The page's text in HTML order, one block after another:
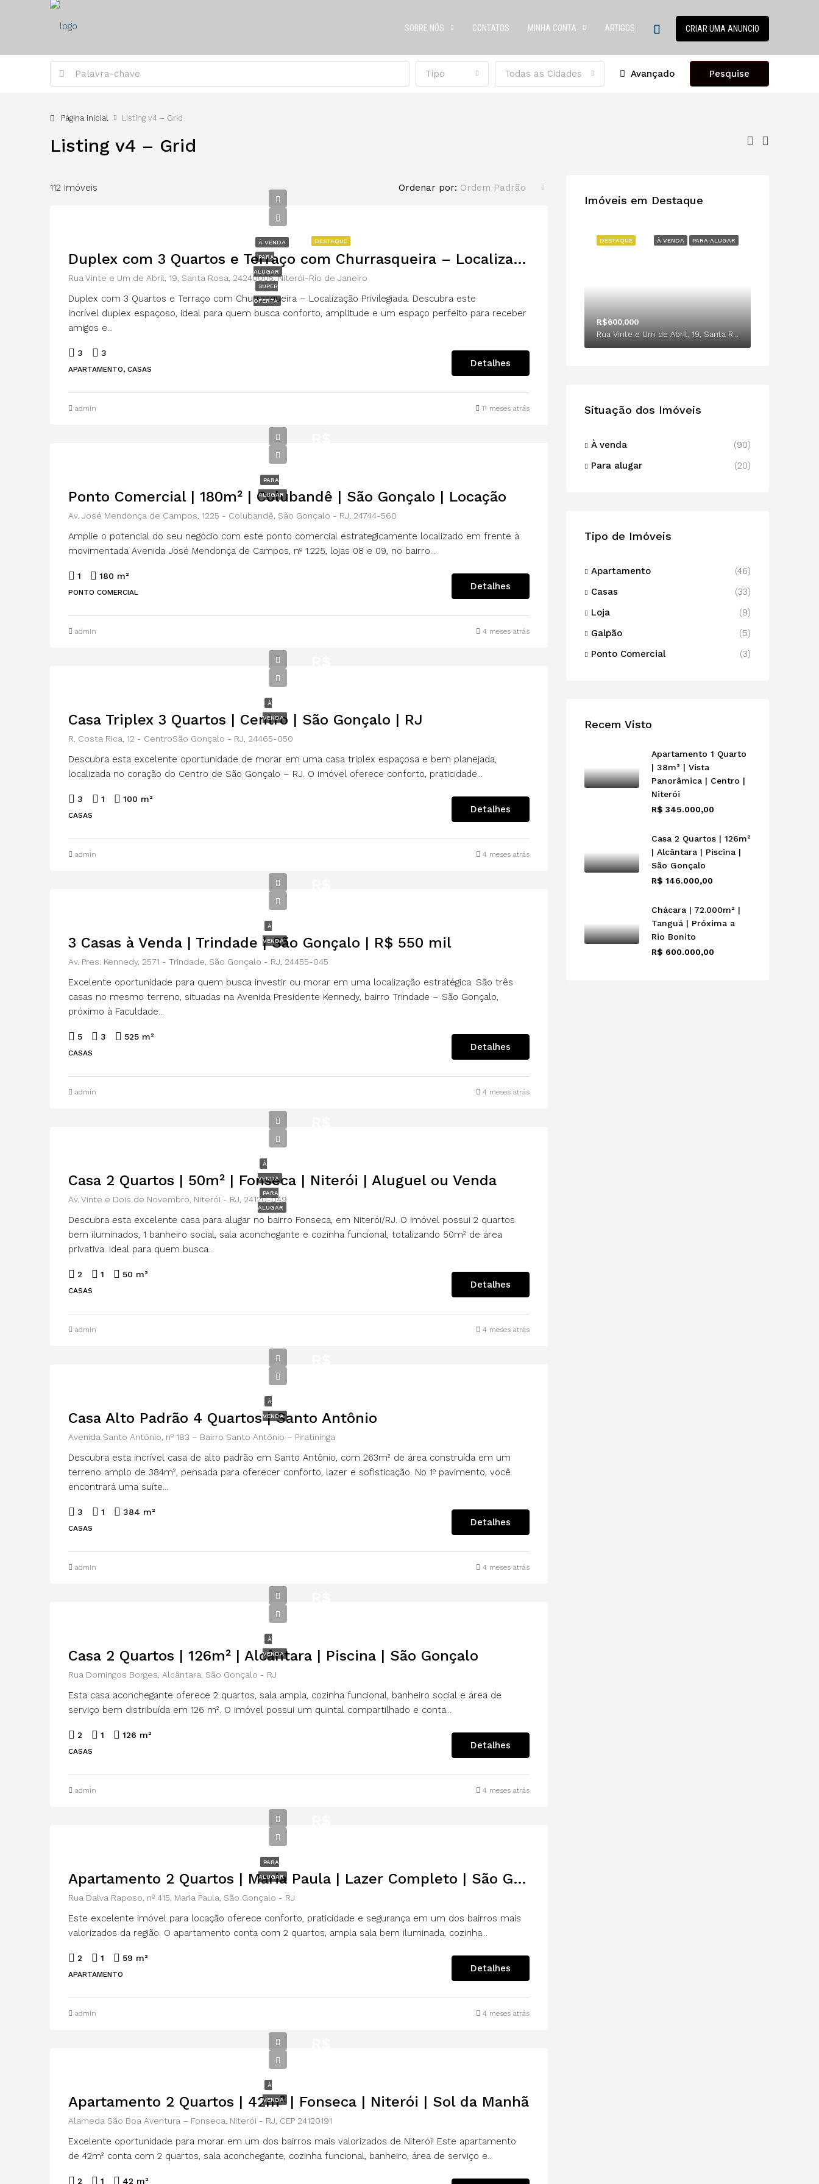
SOBRE NÓS CONTATOS MINHA CONTA ARTIGOS CRIAR UMA ANUNCIO
Tipo Todas as Cidades Avançado Pesquise
Página inicial Listing v4 – Grid
Listing v4 – Grid
112 Imóveis Ordenar por: Ordem Padrão
DESTAQUE
À VENDA
PARA
ALUGAR
SUPER
OFERTA
Duplex com 3 Quartos e Terraço com Churrasqueira – Localização Privilegiada
Rua Vinte e Um de Abril, 19, Santa Rosa, 24240005, Niterói-Rio de Janeiro
Duplex com 3 Quartos e Terraço com Churrasqueira – Localização Privilegiada. Descubra este
incrível duplex espaçoso, ideal para quem busca conforto, amplitude e um espaço perfeito para receber
amigos e...
3 3
APARTAMENTO, CASAS
Detalhes
admin 11 meses atrás
PARA
ALUGAR
Ponto Comercial | 180m² | Colubandê | São Gonçalo | Locação
Av. José Mendonça de Campos, 1225 - Colubandê, São Gonçalo - RJ, 24744-560
Amplie o potencial do seu negócio com este ponto comercial estrategicamente localizado em frente à
movimentada Avenida José Mendonça de Campos, nº 1.225, lojas 08 e 09, no bairro...
1 180 m²
PONTO COMERCIAL
Detalhes
admin 4 meses atrás
À
VENDA
Casa Triplex 3 Quartos | Centro | São Gonçalo | RJ
R. Costa Rica, 12 - CentroSão Gonçalo - RJ, 24465-050
Descubra esta excelente oportunidade de morar em uma casa triplex espaçosa e bem planejada,
localizada no coração do Centro de São Gonçalo – RJ. O imóvel oferece conforto, praticidade...
3 1 100 m²
CASAS
Detalhes
admin 4 meses atrás
À
VENDA
3 Casas à Venda | Trindade | São Gonçalo | R$ 550 mil
Av. Pres. Kennedy, 2571 - Trindade, São Gonçalo - RJ, 24455-045
Excelente oportunidade para quem busca investir ou morar em uma localização estratégica. São três
casas no mesmo terreno, situadas na Avenida Presidente Kennedy, bairro Trindade – São Gonçalo,
próximo à Faculdade...
5 3 525 m²
CASAS
Detalhes
admin 4 meses atrás
À
VENDA
PARA
ALUGAR
Casa 2 Quartos | 50m² | Fonseca | Niterói | Aluguel ou Venda
Av. Vinte e Dois de Novembro, Niterói - RJ, 24120-049
Descubra esta excelente casa para alugar no bairro Fonseca, em Niterói/RJ. O imóvel possui 2 quartos
bem iluminados, 1 banheiro social, sala aconchegante e cozinha funcional, totalizando 50m² de área
privativa. Ideal para quem busca...
2 1 50 m²
CASAS
Detalhes
admin 4 meses atrás
À
VENDA
Casa Alto Padrão 4 Quartos | Santo Antônio
Avenida Santo Antônio, nº 183 – Bairro Santo Antônio – Piratininga
Descubra esta incrível casa de alto padrão em Santo Antônio, com 263m² de área construída em um
terreno amplo de 384m², pensada para oferecer conforto, lazer e sofisticação. No 1º pavimento, você
encontrará uma suíte...
3 1 384 m²
CASAS
Detalhes
admin 4 meses atrás
À
VENDA
Casa 2 Quartos | 126m² | Alcântara | Piscina | São Gonçalo
Rua Domingos Borges, Alcântara, São Gonçalo - RJ
Esta casa aconchegante oferece 2 quartos, sala ampla, cozinha funcional, banheiro social e área de
serviço bem distribuída em 126 m². O imóvel possui um quintal compartilhado e conta...
2 1 126 m²
CASAS
Detalhes
admin 4 meses atrás
PARA
ALUGAR Apartamento 2 Quartos | Maria Paula | Lazer Completo | São Gonçalo
Rua Dalva Raposo, nº 415, Maria Paula, São Gonçalo - RJ
Este excelente imóvel para locação oferece conforto, praticidade e segurança em um dos bairros mais
valorizados da região. O apartamento conta com 2 quartos, ampla sala bem iluminada, cozinha...
2 1 59 m²
APARTAMENTO
Detalhes
admin 4 meses atrás
À
VENDA
Apartamento 2 Quartos | 42m² | Fonseca | Niterói | Sol da Manhã
Alameda São Boa Aventura – Fonseca, Niterói - RJ, CEP 24120191
Excelente oportunidade para morar em um dos bairros mais valorizados de Niterói! Este apartamento
de 42m² conta com 2 quartos, sala aconchegante, cozinha funcional, banheiro, área de serviço e...
2 1 42 m²
Imóveis em Destaque
À VENDA PARA ALUGAR
DESTAQUE
R$600,000
Situação dos Imóveis
À venda
(90)
Para alugar
(20)
Tipo de Imóveis
Apartamento
(46)
Casas
(33)
Loja
(9)
Galpão
(5)
Ponto Comercial
(3)
Recem Visto
Apartamento 1 Quarto
| 38m² | Vista
Panorâmica | Centro |
Niterói
R$ 345.000,00
Casa 2 Quartos | 126m²
| Alcântara | Piscina |
São Gonçalo
R$ 146.000,00
Chácara | 72.000m² |
Tanguá | Próxima a
Rio Bonito
R$ 600.000,00